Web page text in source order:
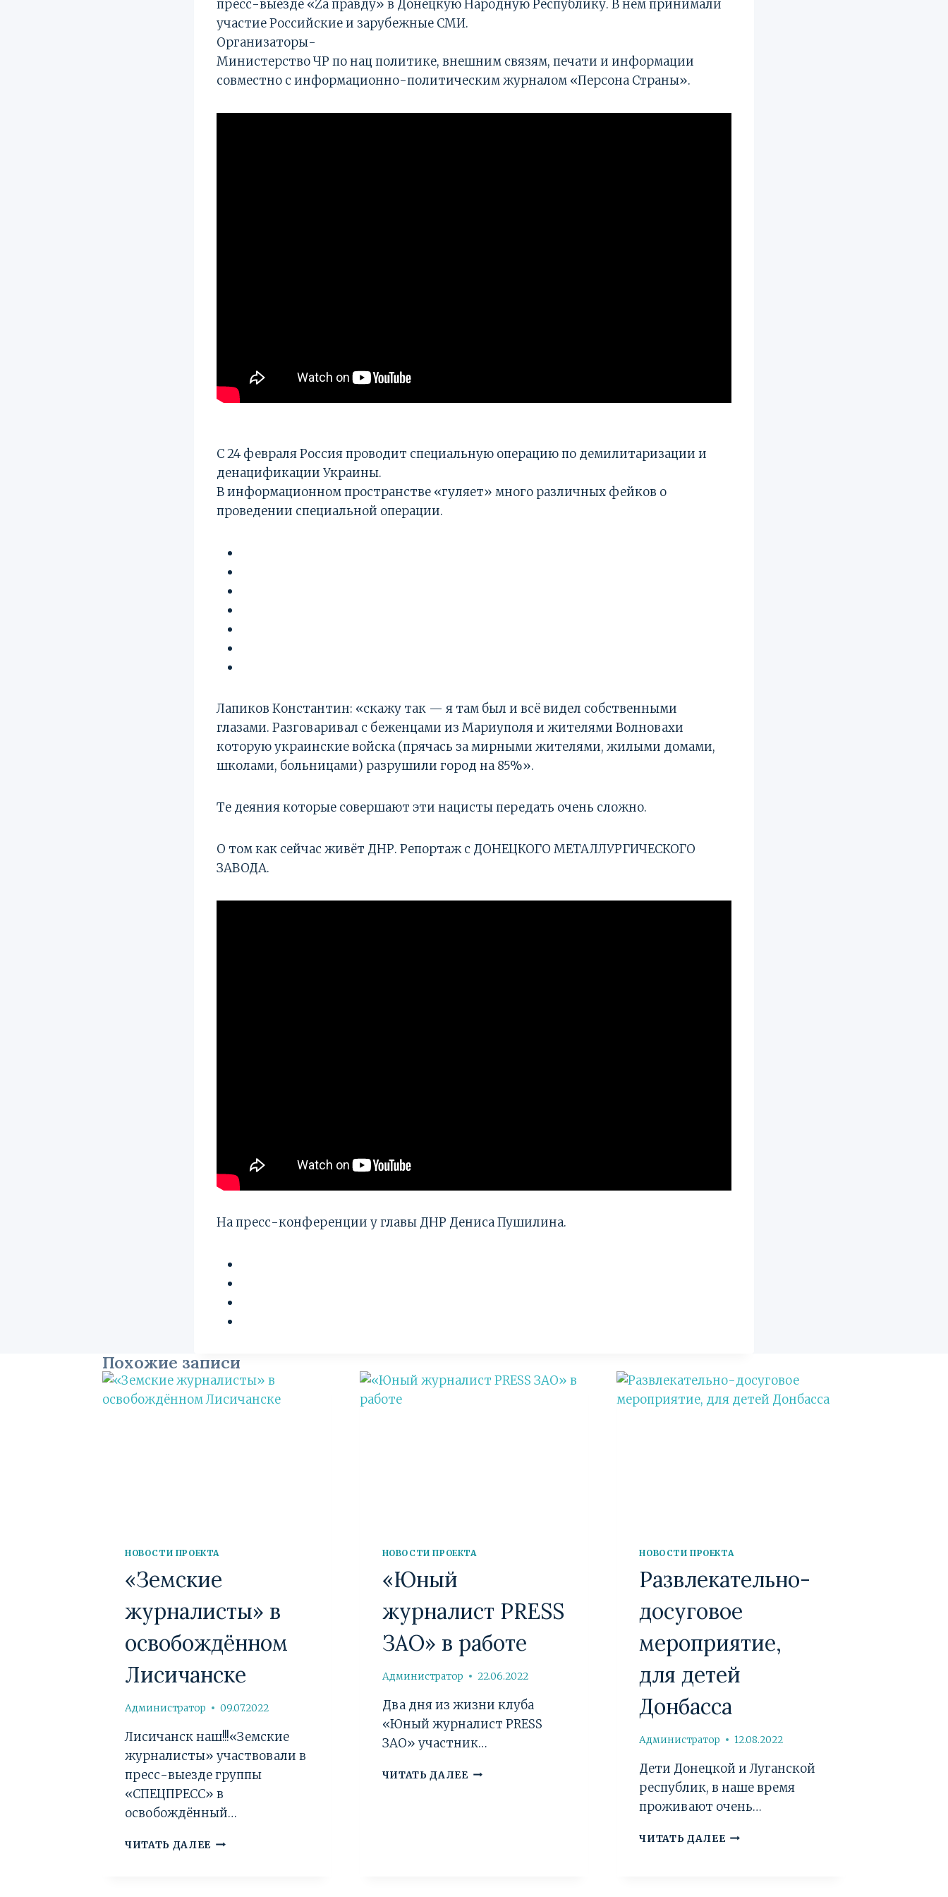
пресс-выезде «Za правду» в Донецкую Народную Республику. В нём принимали
участие Российские и зарубежные СМИ.
Организаторы-
Министерство ЧР по нац политике, внешним связям, печати и информации
совместно с информационно-политическим журналом «Персона Страны».
С 24 февраля Россия проводит специальную операцию по демилитаризации и
денацификации Украины.
В информационном пространстве «гуляет» много различных фейков о
проведении специальной операции.
Лапиков Константин: «скажу так — я там был и всё видел собственными
глазами. Разговаривал с беженцами из Мариуполя и жителями Волновахи
которую украинские войска (прячась за мирными жителями, жилыми домами,
школами, больницами) разрушили город на 85%».
Те деяния которые совершают эти нацисты передать очень сложно.
О том как сейчас живёт ДНР. Репортаж с ДОНЕЦКОГО МЕТАЛЛУРГИЧЕСКОГО
ЗАВОДА.
На пресс-конференции у главы ДНР Дениса Пушилина.
Похожие записи
НОВОСТИ ПРОЕКТА
«Земские
журналисты» в
освобождённом
Лисичанске
Администратор 09.07.2022
Лисичанск наш!!!«Земские
журналисты» участвовали в
пресс-выезде группы
«СПЕЦПРЕСС» в
освобождённый…
ЧИТАТЬ ДАЛЕЕ «ЗЕМСКИЕ
НОВОСТИ ПРОЕКТА
«Юный
журналист PRESS
ЗАО» в работе
Администратор 22.06.2022
Два дня из жизни клуба
«Юный журналист PRESS
ЗАО» участник…
ЧИТАТЬ ДАЛЕЕ«ЮНЫЙ
НОВОСТИ ПРОЕКТА
Развлекательно-
досуговое
мероприятие,
для детей
Донбасса
Администратор 12.08.2022
Дети Донецкой и Луганской
республик, в наше время
проживают очень…
ЧИТАТЬ ДАЛЕЕРАЗВЛЕКАТЕЛЬНО-